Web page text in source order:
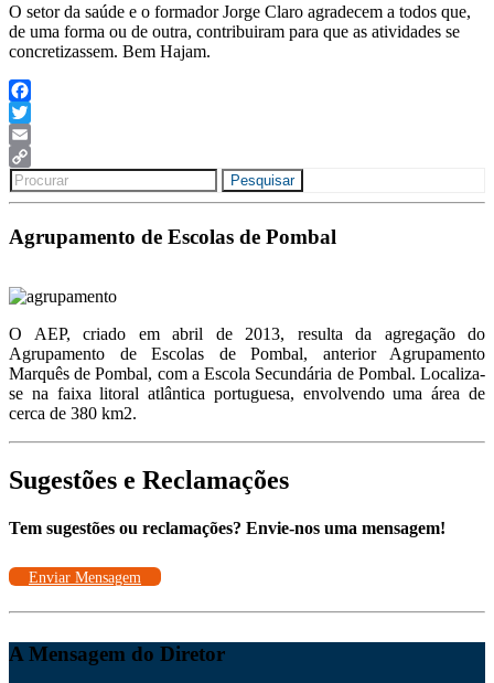
O setor da saúde e o formador Jorge Claro agradecem a todos que,
de uma forma ou de outra, contribuiram para que as atividades se
concretizassem. Bem Hajam.
Facebook
Twitter
Email
Copy
Link
Search
for:
Pesquisar
Agrupamento de Escolas de Pombal
O AEP, criado em abril de 2013, resulta da agregação do
Agrupamento de Escolas de Pombal, anterior Agrupamento
Marquês de Pombal, com a Escola Secundária de Pombal. Localiza-
se na faixa litoral atlântica portuguesa, envolvendo uma área de
cerca de 380 km2.
Sugestões e Reclamações
Tem sugestões ou reclamações? Envie-nos uma mensagem!
Enviar Mensagem
A Mensagem do Diretor